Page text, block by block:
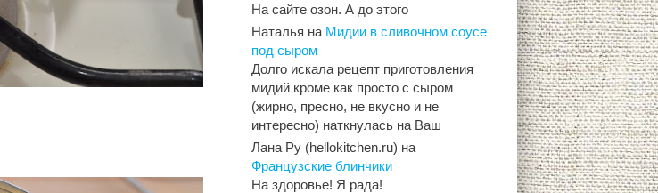
На сайте озон. А до этого
Наталья на Мидии в сливочном соусе
под сыром
Долго искала рецепт приготовления
мидий кроме как просто с сыром
(жирно, пресно, не вкусно и не
интересно) наткнулась на Ваш
Лана Ру (hellokitchen.ru) на
Французские блинчики
На здоровье! Я рада!